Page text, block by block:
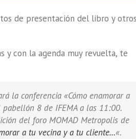
de presentación del libro y
y con la agenda muy revuelta, te
la conferencia «Cómo enamorar a
8 de IFEMA a las 11:00.
del foro MOMAD Metropolis de
a tu vecina y a tu cliente…«.